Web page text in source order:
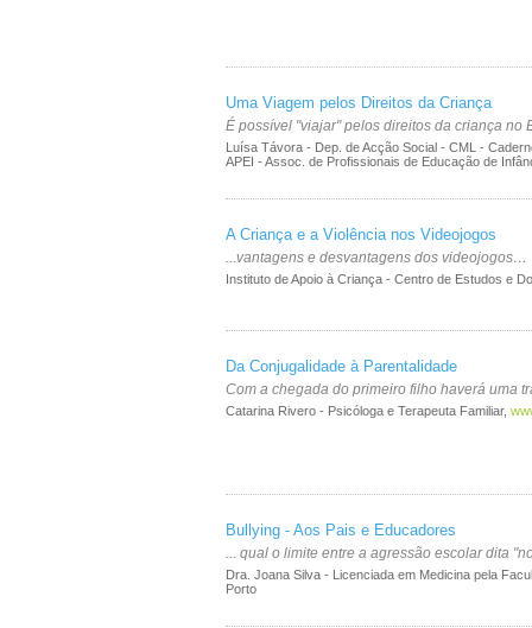
Uma Viagem pelos Direitos da Criança
É possível "viajar" pelos direitos da criança no
Luísa Távora - Dep. de Acção Social - CML -
APEI - Assoc. de Profissionais de Educação de
A Criança e a Violência nos Videojogos
...vantagens e desvantagens dos videojogos…
Instituto de Apoio à Criança - Centro de Estudos e
Da Conjugalidade à Parentalidade
Com a chegada do primeiro filho haverá uma
Catarina Rivero - Psicóloga e Terapeuta Familiar,
Bullying - Aos Pais e Educadores
... qual o limite entre a agressão escolar dita
Dra. Joana Silva - Licenciada em Medicina pela
Porto